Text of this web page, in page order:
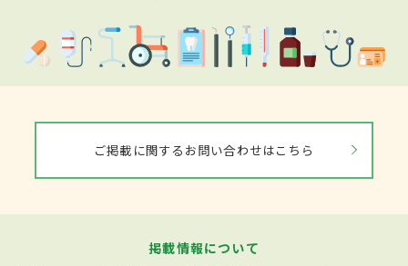
ご掲載に関するお問い合わせはこちら
掲載情報について